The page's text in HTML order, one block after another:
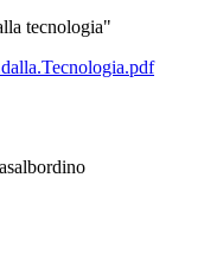
tecnologia"